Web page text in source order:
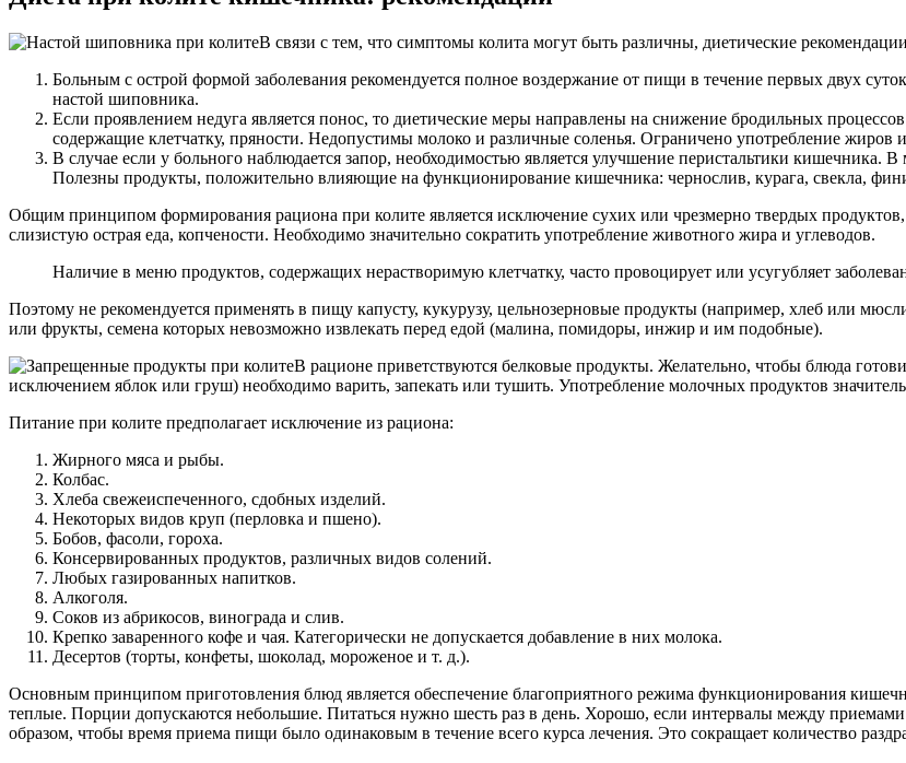
В связи с тем, что симптомы колита могут быть различны, диетические
Больным с острой формой заболевания рекомендуется полное воздержание от пищи в течение первых двух
настой шиповника.
Если проявлением недуга является понос, то диетические меры направлены на снижение бродильных
содержащие клетчатку, пряности. Недопустимы молоко и различные соленья. Ограничено употребление жиров
В случае если у больного наблюдается запор, необходимостью является улучшение перистальтики кишечника.
Полезны продукты, положительно влияющие на функционирование кишечника: чернослив, курага, свекла,
Общим принципом формирования рациона при колите является исключение сухих или чрезмерно твердых
слизистую острая еда, копчености. Необходимо значительно сократить употребление животного жира и углеводов.
Наличие в меню продуктов, содержащих нерастворимую клетчатку, часто провоцирует или усугубляет
Поэтому не рекомендуется применять в пищу капусту, кукурузу, цельнозерновые продукты (например, хлеб или
или фрукты, семена которых невозможно извлекать перед едой (малина, помидоры, инжир и им подобные).
В рационе приветствуются белковые продукты. Желательно, чтобы блюда
исключением яблок или груш) необходимо варить, запекать или тушить. Употребление молочных продуктов
Питание при колите предполагает исключение из рациона:
Жирного мяса и рыбы.
Колбас.
Хлеба свежеиспеченного, сдобных изделий.
Некоторых видов круп (перловка и пшено).
Бобов, фасоли, гороха.
Консервированных продуктов, различных видов солений.
Любых газированных напитков.
Алкоголя.
Соков из абрикосов, винограда и слив.
Крепко заваренного кофе и чая. Категорически не допускается добавление в них молока.
Десертов (торты, конфеты, шоколад, мороженое и т. д.).
Основным принципом приготовления блюд является обеспечение благоприятного режима функционирования
теплые. Порции допускаются небольшие. Питаться нужно шесть раз в день. Хорошо, если интервалы между
образом, чтобы время приема пищи было одинаковым в течение всего курса лечения. Это сокращает количество